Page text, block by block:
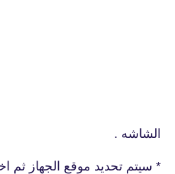
الشاشه .
* سيتم تحديد موقع الجهاز ثم